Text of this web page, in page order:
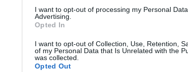
I want to opt-out of processing my Personal
Advertising.
Opted In
I want to opt-out of Collection, Use, Retention,
of my Personal Data that Is Unrelated with the
was collected.
Opted Out